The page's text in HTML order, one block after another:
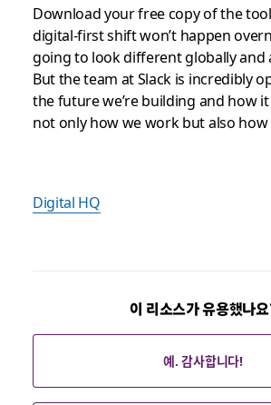
Download your free copy of the
digital-first shift won’t happen
going to look different globally and
But the team at Slack is incredibly
the future we’re building and how
not only how we work but also
Digital HQ
이 리소스가 유용했나
예. 감사합니다!